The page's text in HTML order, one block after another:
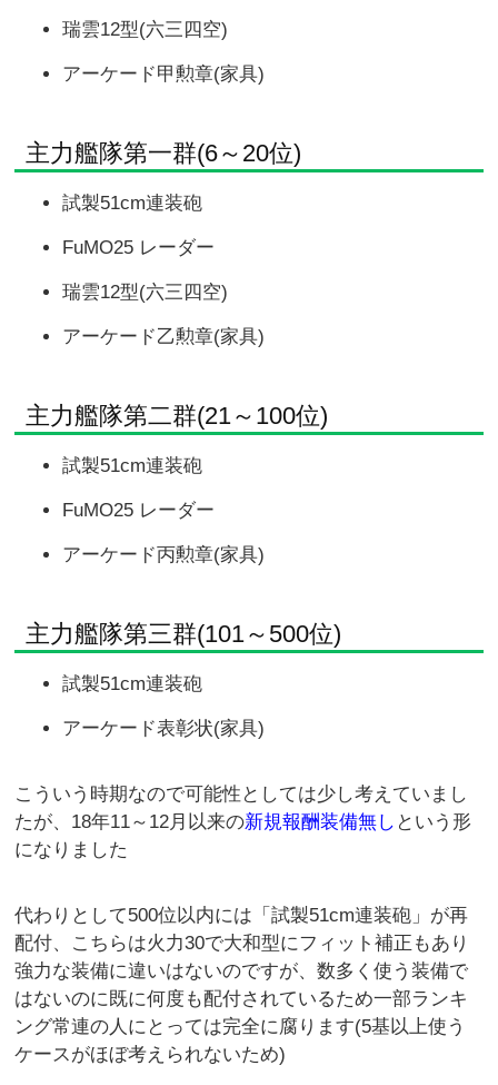
瑞雲12型(六三四空)
アーケード甲勲章(家具)
主力艦隊第一群(6～20位)
試製51cm連装砲
FuMO25 レーダー
瑞雲12型(六三四空)
アーケード乙勲章(家具)
主力艦隊第二群(21～100位)
試製51cm連装砲
FuMO25 レーダー
アーケード丙勲章(家具)
主力艦隊第三群(101～500位)
試製51cm連装砲
アーケード表彰状(家具)
こういう時期なので可能性としては少し考えていまし
たが、18年11～12月以来の新規報酬装備無し という形
になりました
代わりとして500位以内には「試製51cm連装砲」が再
配付、こちらは火力30で大和型にフィット補正もあり
強力な装備に違いはないのですが、数多く使う装備で
はないのに既に何度も配付されているため一部ランキ
ング常連の人にとっては完全に腐ります(5基以上使う
ケースがほぼ考えられないため)